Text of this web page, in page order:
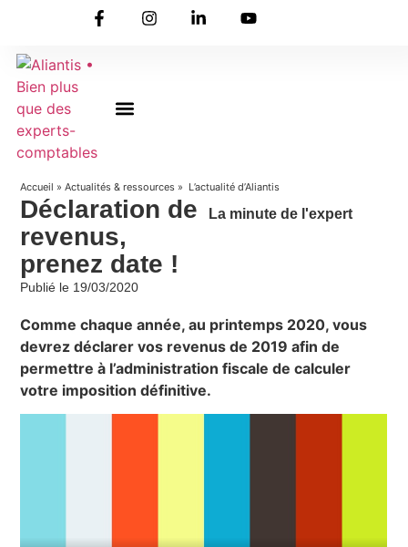
Accueil »Actualités & ressources » L’actualité d’Aliantis
Déclaration de
revenus,
prenez date !
Publié le 19/03/2020
La minute de l'expert
Comme chaque année, au printemps 2020, vous
devrez déclarer vos revenus de 2019 afin de
permettre à l’administration fiscale de calculer
votre imposition définitive.